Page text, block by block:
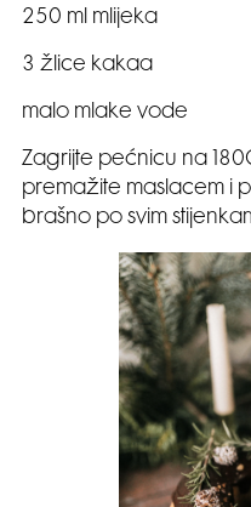
250 ml mlijeka
3 žlice kakaa
malo mlake vode
Zagrijte pećnicu na
premažite maslacem i
brašno po svim